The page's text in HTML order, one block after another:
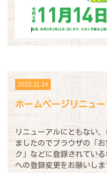
2022.11.24
ホームページリニュ
リニューアルにともない
ましたのでブラウザの「
ク」などに登録されてい
への登録変更をお願いしま